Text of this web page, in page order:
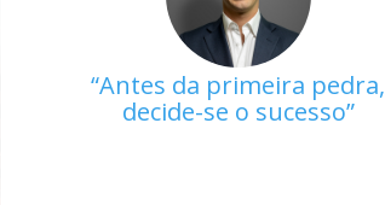
Antes da primeira pedra,
decide-se o sucesso